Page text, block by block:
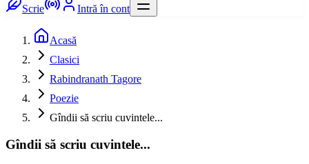
Scrie Intră în cont
Acasă
Clasici
Rabindranath Tagore
Poezie
Gîndii să scriu cuvintele...
Gîndii să scriu cuvintele...